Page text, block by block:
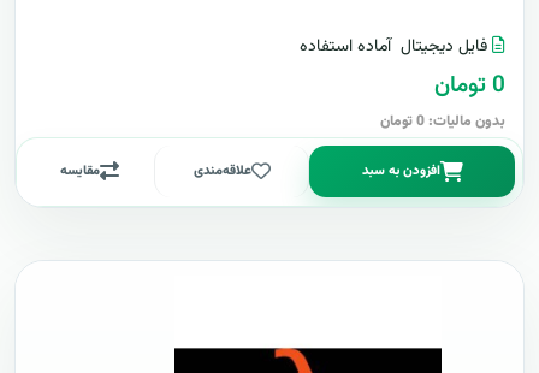
فایل دیجیتال آماده استفاده
0 تومان
بدون مالیات: 0 تومان
افزودن به سبد علاقه‌مندی مقایسه